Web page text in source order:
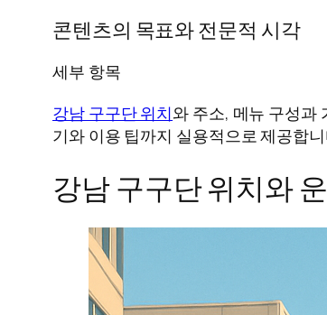
콘텐츠의 목표와 전문적 시각
세부 항목
강남 구구단 위치와 주소, 메뉴 구성과
기와 이용 팁까지 실용적으로 제공합
강남 구구단 위치와